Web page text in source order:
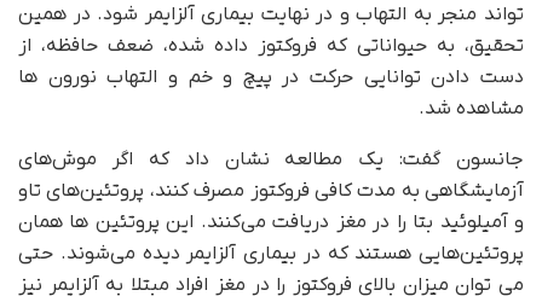
تواند منجر به التهاب و در نهایت بیماری آلزایمر شود. در همین
تحقیق، به حیواناتی که فروکتوز داده شده، ضعف حافظه، از
دست دادن توانایی حرکت در پیچ و خم و التهاب نورون ها
مشاهده شد.
جانسون گفت: یک مطالعه نشان داد که اگر موش‌های
آزمایشگاهی به مدت کافی فروکتوز مصرف کنند، پروتئین‌های تاو
و آمیلوئید بتا را در مغز دریافت می‌کنند. این پروتئین ها همان
پروتئین‌هایی هستند که در بیماری آلزایمر دیده می‌شوند. حتی
می توان میزان بالای فروکتوز را در مغز افراد مبتلا به آلزایمر نیز